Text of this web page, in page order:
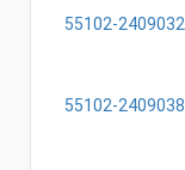
55102-2409032
55102-2409038